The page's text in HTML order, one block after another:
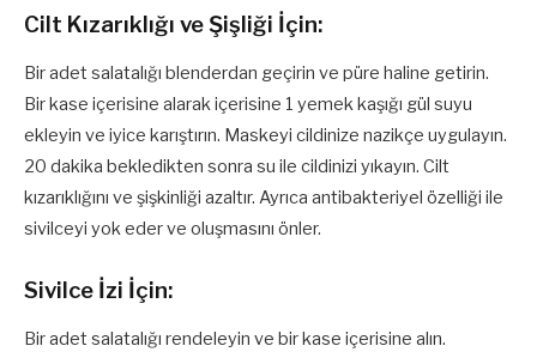
Cilt Kızarıklığı ve Şişliği İçin:
Bir adet salatalığı blenderdan geçirin ve püre haline getirin.
Bir kase içerisine alarak içerisine 1 yemek kaşığı gül suyu
ekleyin ve iyice karıştırın. Maskeyi cildinize nazikçe uygulayın.
20 dakika bekledikten sonra su ile cildinizi yıkayın. Cilt
kızarıklığını ve şişkinliği azaltır. Ayrıca antibakteriyel özelliği ile
sivilceyi yok eder ve oluşmasını önler.
Sivilce İzi İçin:
Bir adet salatalığı rendeleyin ve bir kase içerisine alın.